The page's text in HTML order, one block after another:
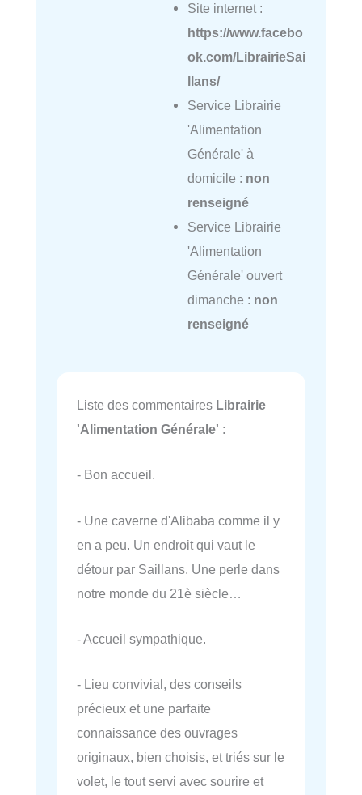
Site internet :
https://www.facebo
ok.com/LibrairieSai
llans/
Service Librairie
'Alimentation
Générale' à
domicile : non
renseigné
Service Librairie
'Alimentation
Générale' ouvert
dimanche : non
renseigné
Liste des commentaires Librairie
'Alimentation Générale' :
- Bon accueil.
- Une caverne d'Alibaba comme il y
en a peu. Un endroit qui vaut le
détour par Saillans. Une perle dans
notre monde du 21è siècle…
- Accueil sympathique.
- Lieu convivial, des conseils
précieux et une parfaite
connaissance des ouvrages
originaux, bien choisis, et triés sur le
volet, le tout servi avec sourire et